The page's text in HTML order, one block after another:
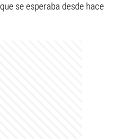
que se esperaba desde hace